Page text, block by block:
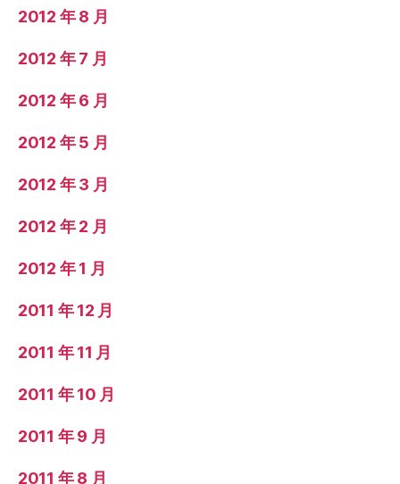
2012 年 8 月
2012 年 7 月
2012 年 6 月
2012 年 5 月
2012 年 3 月
2012 年 2 月
2012 年 1 月
2011 年 12 月
2011 年 11 月
2011 年 10 月
2011 年 9 月
2011 年 8 月